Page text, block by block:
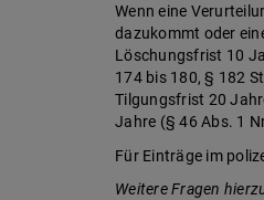
Wenn eine
dazukommt oder
Löschungsfrist 10
174 bis 180, § 182
Tilgungsfrist 20
Jahre (§ 46 Abs. 1
Für Einträge im
Weitere Fragen